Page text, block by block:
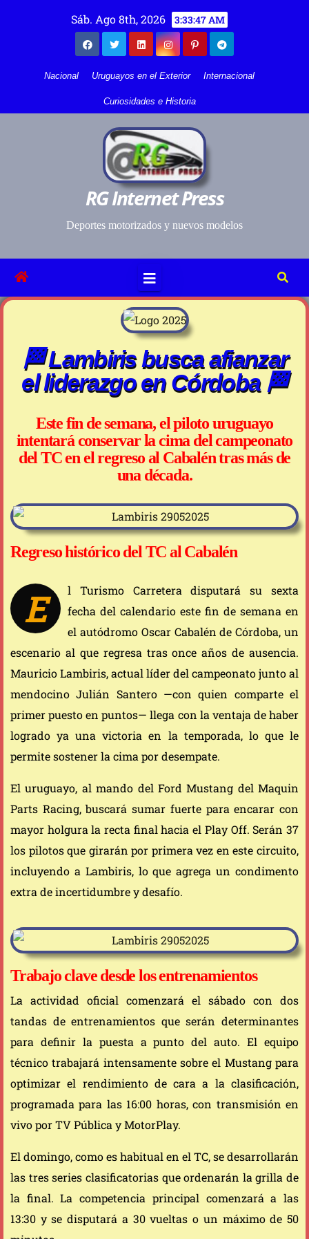
Sáb. Ago 8th, 2026 3:33:47 AM
Nacional Uruguayos en el Exterior Internacional
Curiosidades e Historia
RG Internet Press
Deportes motorizados y nuevos modelos
🏁 Lambiris busca afianzar
el liderazgo en Córdoba 🏁
Este fin de semana, el piloto uruguayo
intentará conservar la cima del campeonato
del TC en el regreso al Cabalén tras más de
una década.
Regreso histórico del TC al Cabalén
E
l Turismo Carretera disputará su sexta
fecha del calendario este fin de semana en
el autódromo Oscar Cabalén de Córdoba, un
escenario al que regresa tras once años de ausencia.
Mauricio Lambiris, actual líder del campeonato junto al
mendocino Julián Santero —con quien comparte el
primer puesto en puntos— llega con la ventaja de haber
logrado ya una victoria en la temporada, lo que le
permite sostener la cima por desempate.
El uruguayo, al mando del Ford Mustang del Maquin
Parts Racing, buscará sumar fuerte para encarar con
mayor holgura la recta final hacia el Play Off. Serán 37
los pilotos que girarán por primera vez en este circuito,
incluyendo a Lambiris, lo que agrega un condimento
extra de incertidumbre y desafío.
Trabajo clave desde los entrenamientos
La actividad oficial comenzará el sábado con dos
tandas de entrenamientos que serán determinantes
para definir la puesta a punto del auto. El equipo
técnico trabajará intensamente sobre el Mustang para
optimizar el rendimiento de cara a la clasificación,
programada para las 16:00 horas, con transmisión en
vivo por TV Pública y MotorPlay.
El domingo, como es habitual en el TC, se desarrollarán
las tres series clasificatorias que ordenarán la grilla de
la final. La competencia principal comenzará a las
13:30 y se disputará a 30 vueltas o un máximo de 50